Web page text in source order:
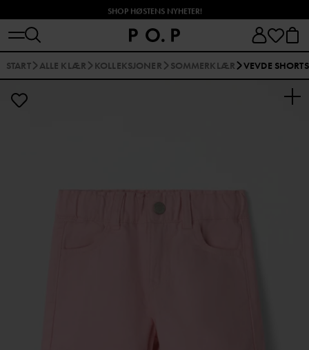
SHOP HØSTENS NYHETER!
START ALLE KLÆR KOLLEKSJONER SOMMERKLÆR VEVDE SHORTS